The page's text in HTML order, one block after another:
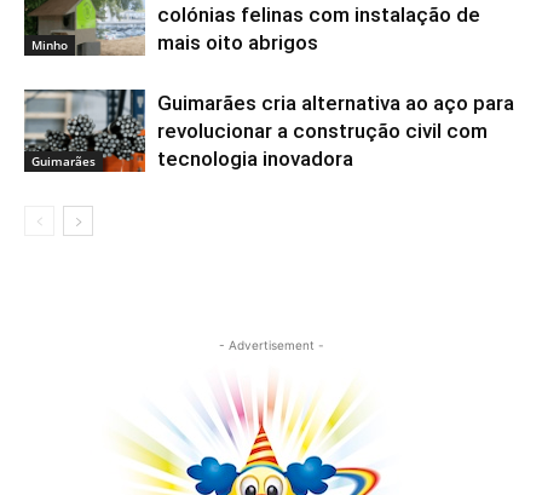
Minho
colónias felinas com instalação de
mais oito abrigos
Guimarães
Guimarães cria alternativa ao aço para
revolucionar a construção civil com
tecnologia inovadora
- Advertisement -